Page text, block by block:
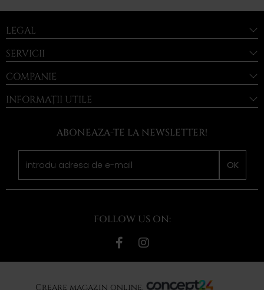
LEGAL
SERVICII
COMPANIE
INFORMAȚII UTILE
ABONEAZA-TE LA NEWSLETTER!
OK
FOLLOW US ON:
Creare magazin online,